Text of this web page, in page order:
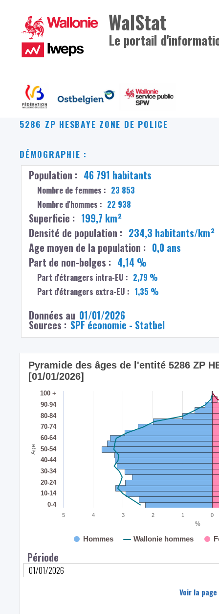
WalStat
Le portail
5286 ZP HESBAYE ZONE DE POLICE
DÉMOGRAPHIE :
Population : 46 791 habitants
Nombre de femmes : 23 853
Nombre d'hommes : 22 938
Superficie : 199,7 km²
Densité de population : 234,3 habitants/km²
Age moyen de la population : 0,0 ans
Part de non-belges : 4,14 %
Part d'étrangers intra-EU : 2,79 %
Part d'étrangers extra-EU : 1,35 %
Données au 01/01/2026
Sources : SPF économie - Statbel
Age
%
Pyramide des âges de l'entité 5286 ZP
[01/01/2026]
Hommes Wallonie hommes
0-4
10-14
20-24
30-34
40-44
50-54
60-64
70-74
80-84
90-94
100 +
5 4 3 2 1 0
Période
Voir la